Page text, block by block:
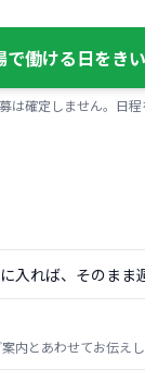
で働ける日をき
は確定しません。日
入れば、そのまま
内とあわせてお伝えし